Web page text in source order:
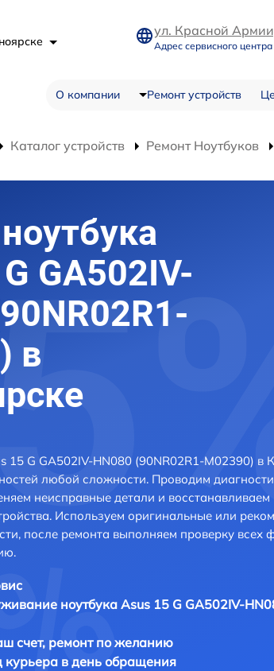
ул. Красной
Адрес сервисного
О компании Ремонт устройств
Каталог устройств Ремонт Ноутбуков
GA502IV-
в
15 G GA502IV-HN080 (90NR02R1-M02390) в
любой сложности. Проводим
неисправные детали и восстанавливаем
Используем оригинальные или
после ремонта выполняем проверку всех
ноутбука Asus 15 G GA502IV-
счет, ремонт по желанию
курьера в день обращения